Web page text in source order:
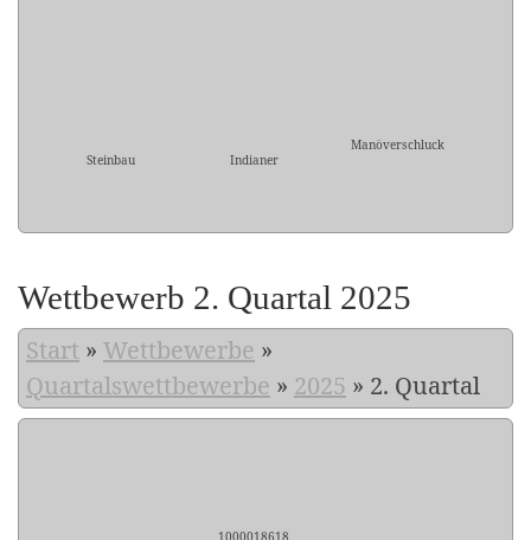
Steinbau Indianer
Manöverschluck
Wettbewerb 2. Quartal 2025
Start » Wettbewerbe »
Quartalswettbewerbe » 2025 » 2. Quartal
1000018618